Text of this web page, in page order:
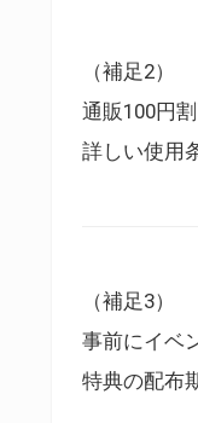
（補足2）
通販100円
詳しい使用
（補足3）
事前にイベ
特典の配布